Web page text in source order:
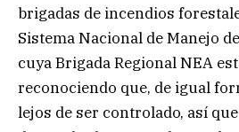
brigadas de incendios
Sistema Nacional de Manejo
cuya Brigada Regional NEA
reconociendo que, de igual
lejos de ser controlado, así